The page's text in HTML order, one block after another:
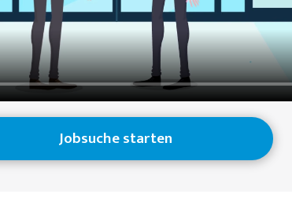
Jobsuche starten